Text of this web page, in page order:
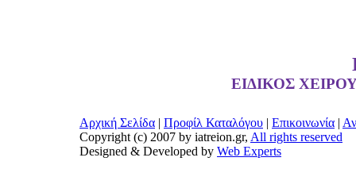
ΕΙΔΙΚΟΣ
Αρχική Σελίδα | Προφίλ Καταλόγου | Επικοινωνία |
Copyright (c) 2007 by iatreion.gr, All rights reserved
Designed & Developed by Web Experts